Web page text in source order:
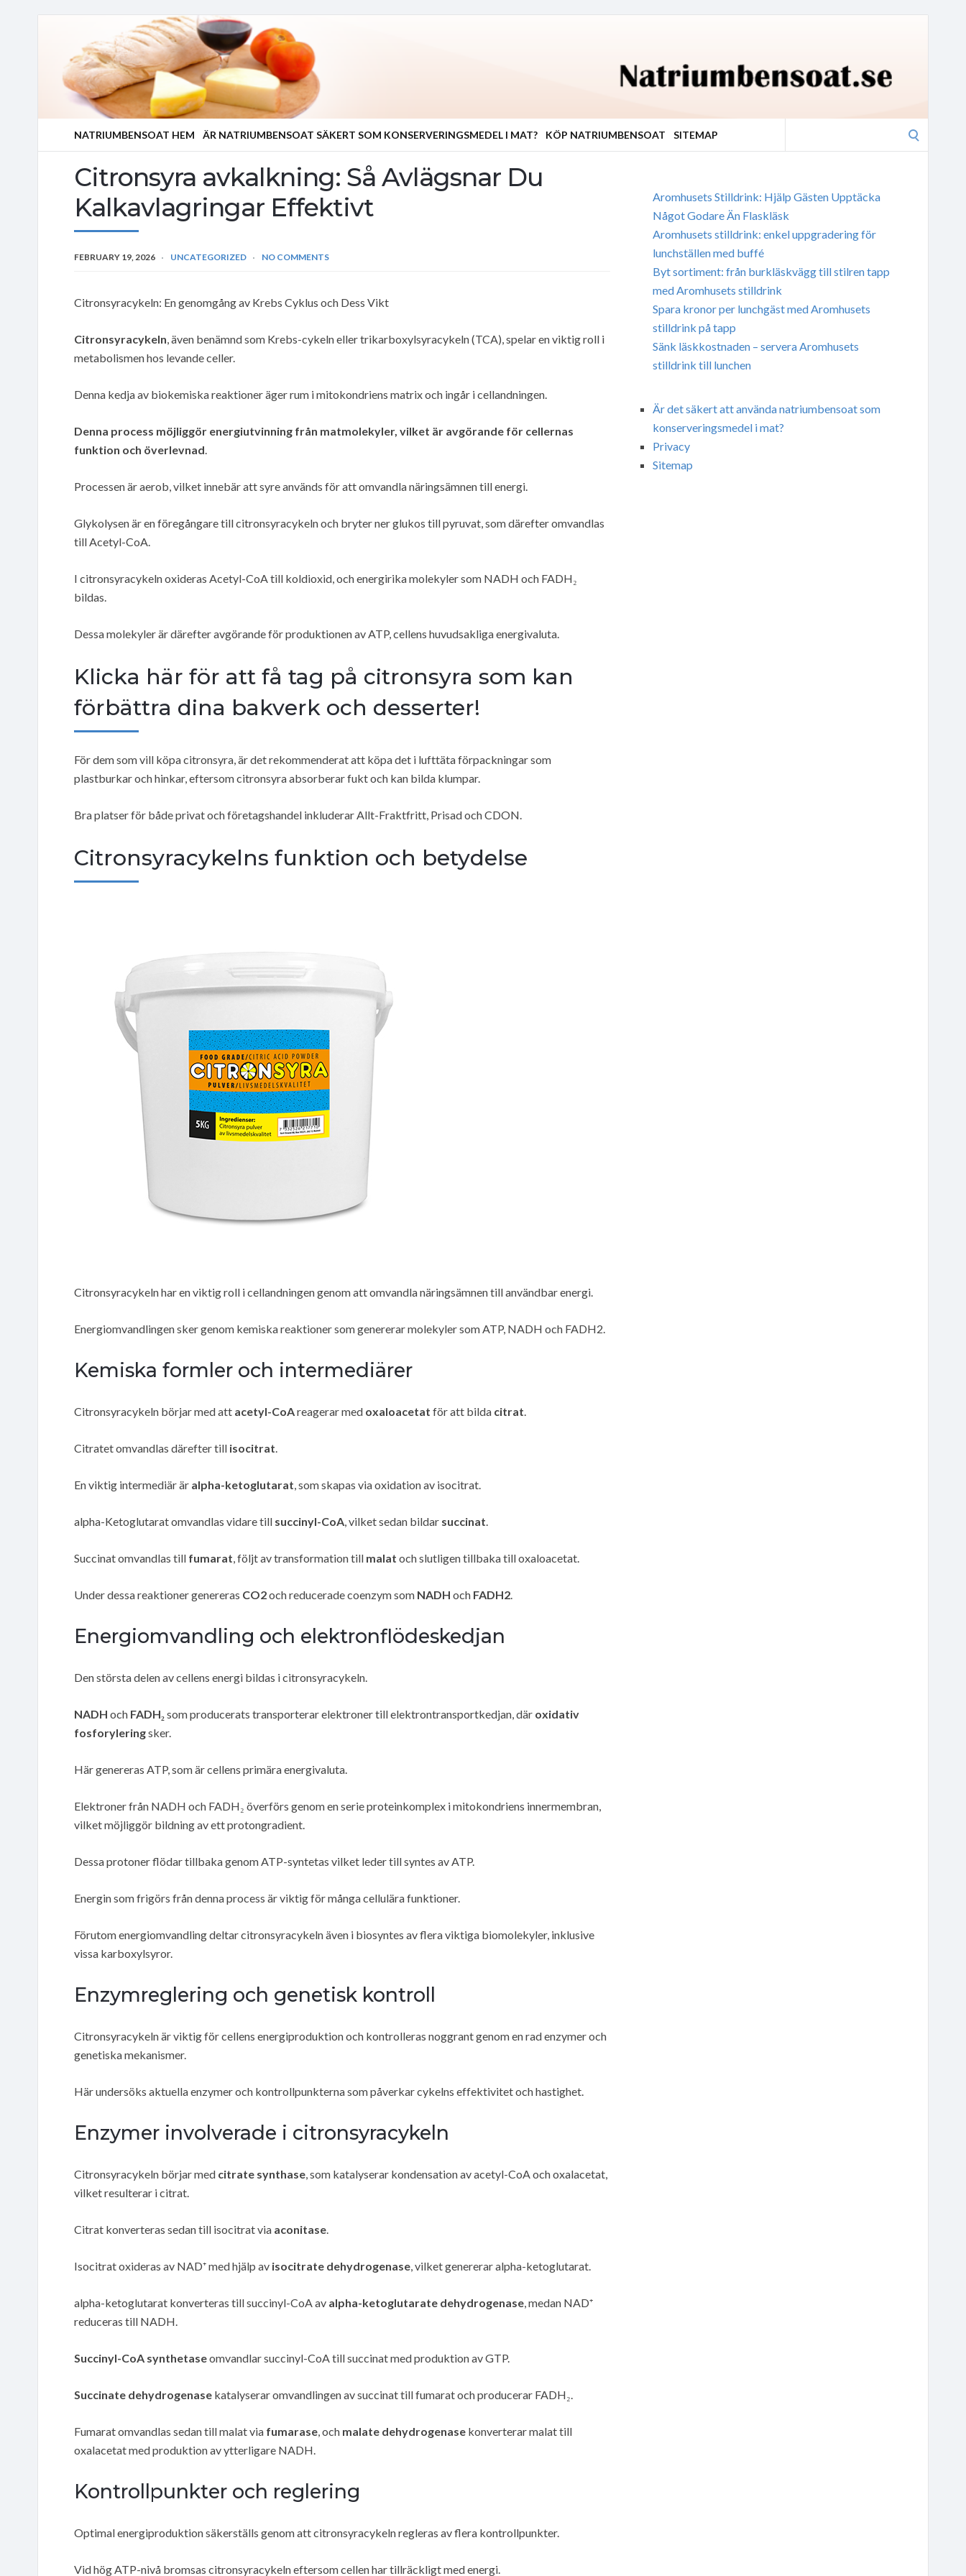
NATRIUMBENSOAT HEM ÄR NATRIUMBENSOAT SÄKERT SOM KONSERVERINGSMEDEL I MAT? KÖP NATRIUMBENSOAT SITEMAP
Citronsyra avkalkning: Så Avlägsnar Du
Kalkavlagringar Effektivt
FEBRUARY 19, 2026 UNCATEGORIZED NO COMMENTS
Citronsyracykeln: En genomgång av Krebs Cyklus och Dess Vikt
Citronsyracykeln, även benämnd som Krebs-cykeln eller trikarboxylsyracykeln (TCA), spelar en viktig roll i
metabolismen hos levande celler.
Denna kedja av biokemiska reaktioner äger rum i mitokondriens matrix och ingår i cellandningen.
Denna process möjliggör energiutvinning från matmolekyler, vilket är avgörande för cellernas
funktion och överlevnad.
Processen är aerob, vilket innebär att syre används för att omvandla näringsämnen till energi.
Glykolysen är en föregångare till citronsyracykeln och bryter ner glukos till pyruvat, som därefter omvandlas
till Acetyl-CoA.
I citronsyracykeln oxideras Acetyl-CoA till koldioxid, och energirika molekyler som NADH och FADH₂
bildas.
Dessa molekyler är därefter avgörande för produktionen av ATP, cellens huvudsakliga energivaluta.
Klicka här för att få tag på citronsyra som kan
förbättra dina bakverk och desserter!
För dem som vill köpa citronsyra, är det rekommenderat att köpa det i lufttäta förpackningar som
plastburkar och hinkar, eftersom citronsyra absorberar fukt och kan bilda klumpar.
Bra platser för både privat och företagshandel inkluderar Allt-Fraktfritt, Prisad och CDON.
Citronsyracykelns funktion och betydelse
Citronsyracykeln har en viktig roll i cellandningen genom att omvandla näringsämnen till användbar energi.
Energiomvandlingen sker genom kemiska reaktioner som genererar molekyler som ATP, NADH och FADH2.
Kemiska formler och intermediärer
Citronsyracykeln börjar med att acetyl-CoAreagerar med oxaloacetat för att bilda citrat.
Citratet omvandlas därefter till isocitrat.
En viktig intermediär är alpha-ketoglutarat, som skapas via oxidation av isocitrat.
alpha-Ketoglutarat omvandlas vidare till succinyl-CoA, vilket sedan bildar succinat.
Succinat omvandlas till fumarat, följt av transformation till malat och slutligen tillbaka till oxaloacetat.
Under dessa reaktioner genereras CO2och reducerade coenzym som NADH och FADH2.
Energiomvandling och elektronflödeskedjan
Den största delen av cellens energi bildas i citronsyracykeln.
NADH och FADH₂som producerats transporterar elektroner till elektrontransportkedjan, där oxidativ
fosforyleringsker.
Här genereras ATP, som är cellens primära energivaluta.
Elektroner från NADH och FADH₂ överförs genom en serie proteinkomplex i mitokondriens innermembran,
vilket möjliggör bildning av ett protongradient.
Dessa protoner flödar tillbaka genom ATP-syntetas vilket leder till syntes av ATP.
Energin som frigörs från denna process är viktig för många cellulära funktioner.
Förutom energiomvandling deltar citronsyracykeln även i biosyntes av flera viktiga biomolekyler, inklusive
vissa karboxylsyror.
Enzymreglering och genetisk kontroll
Citronsyracykeln är viktig för cellens energiproduktion och kontrolleras noggrant genom en rad enzymer och
genetiska mekanismer.
Här undersöks aktuella enzymer och kontrollpunkterna som påverkar cykelns effektivitet och hastighet.
Enzymer involverade i citronsyracykeln
Citronsyracykeln börjar med citrate synthase, som katalyserar kondensation av acetyl-CoA och oxalacetat,
vilket resulterar i citrat.
Citrat konverteras sedan till isocitrat via aconitase.
Isocitrat oxideras av NAD⁺ med hjälp av isocitrate dehydrogenase, vilket genererar alpha-ketoglutarat.
alpha-ketoglutarat konverteras till succinyl-CoA av alpha-ketoglutarate dehydrogenase, medan NAD⁺
reduceras till NADH.
Succinyl-CoA synthetaseomvandlar succinyl-CoA till succinat med produktion av GTP.
Succinate dehydrogenase katalyserar omvandlingen av succinat till fumarat och producerar FADH₂.
Fumarat omvandlas sedan till malat via fumarase, och malate dehydrogenase konverterar malat till
oxalacetat med produktion av ytterligare NADH.
Kontrollpunkter och reglering
Optimal energiproduktion säkerställs genom att citronsyracykeln regleras av flera kontrollpunkter.
Vid hög ATP-nivå bromsas citronsyracykeln eftersom cellen har tillräckligt med energi.
Aromhusets Stilldrink: Hjälp Gästen Upptäcka
Något Godare Än Flaskläsk
Aromhusets stilldrink: enkel uppgradering för
lunchställen med buffé
Byt sortiment: från burkläskvägg till stilren tapp
med Aromhusets stilldrink
Spara kronor per lunchgäst med Aromhusets
stilldrink på tapp
Sänk läskkostnaden – servera Aromhusets
stilldrink till lunchen
Är det säkert att använda natriumbensoat som
konserveringsmedel i mat?
Privacy
Sitemap